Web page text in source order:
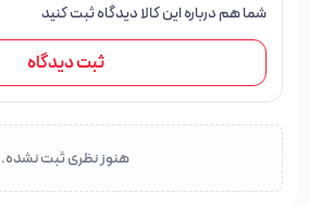
شما هم درباره این کالا دیدگاه ثبت کنید
ثبت دیدگاه
هنوز نظری ثبت نشده.